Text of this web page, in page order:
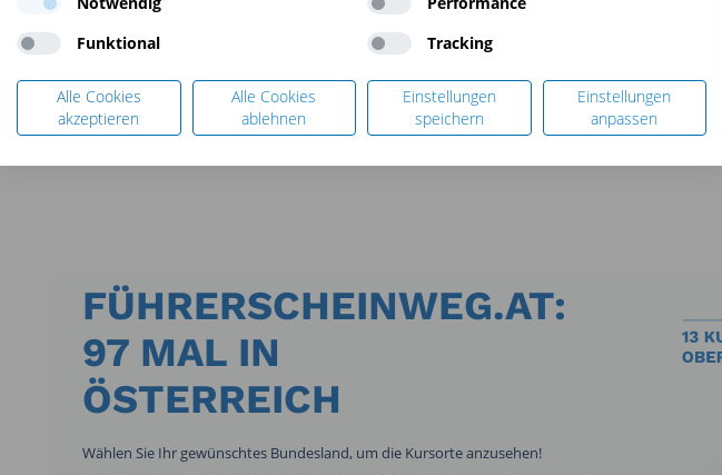
FÜHRERSCHEINWEG.AT:
97 MAL IN
ÖSTERREICH
Wählen Sie Ihr gewünschtes Bundesland, um die Kursorte anzusehen!
Funktional
Tracking
Alle Cookies
akzeptieren
Alle Cookies
ablehnen
Einstellungen
speichern
Einstellungen
anpassen